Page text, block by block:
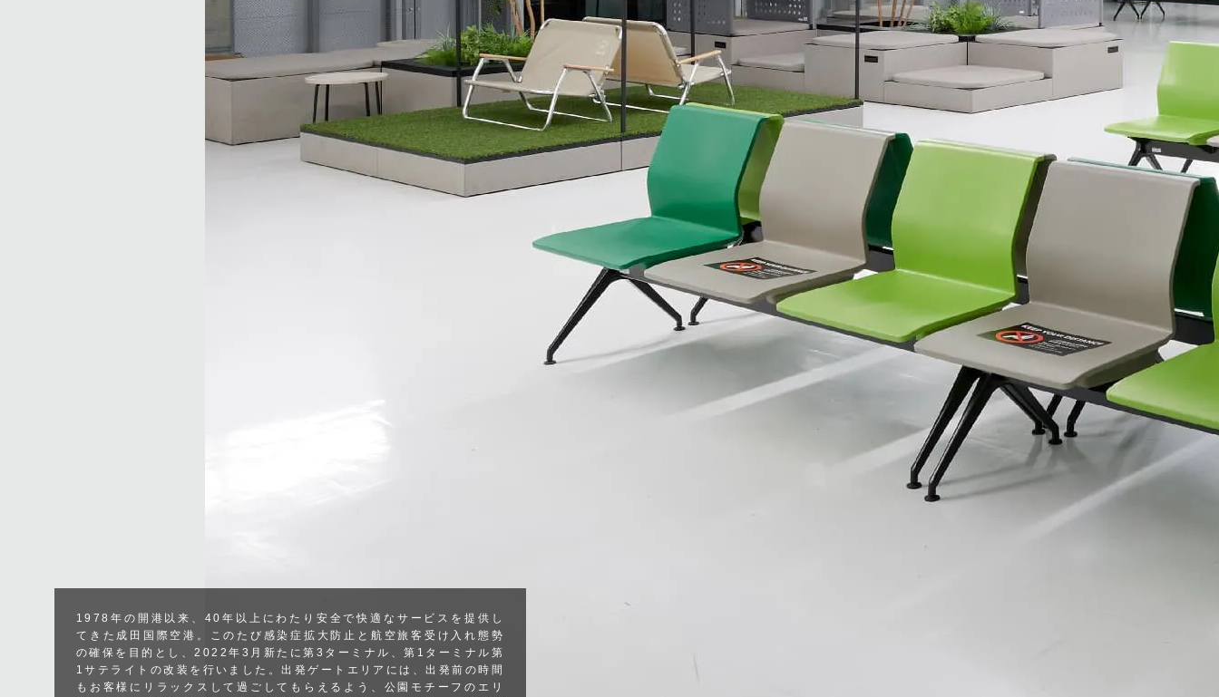
1978年の開港以来、40年以上にわたり安全で快適なサービスを提供し
てきた成田国際空港。このたび感染症拡大防止と航空旅客受け入れ態勢
の確保を目的とし、2022年3月新たに第3ターミナル、第1ターミナル第
1サテライトの改装を行いました。出発ゲートエリアには、出発前の時間
もお客様にリラックスして過ごしてもらえるよう、公園モチーフのエリ